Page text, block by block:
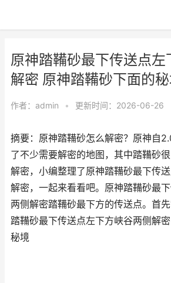
原神踏鞴砂最下传送点左
解密 原神踏鞴砂下面的
作者： admin • 更新时间：2026-06-26
摘要：原神踏鞴砂怎么解密？原神自
了不少需要解密的地图，其中踏鞴砂
解密，小编整理了原神踏鞴砂最下传
解密，一起来看看吧。原神踏鞴砂最
两侧解密踏鞴砂最下方的传送点。首
踏鞴砂最下传送点左下方峡谷两侧解
秘境